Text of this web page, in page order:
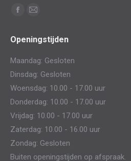
Vind ons op:
Facebook
opens
Mail
opens
Openingstijden
Maandag: Gesloten
Dinsdag: Gesloten
Woensdag: 10.00 - 17.00 uur
Donderdag: 10.00 - 17.00 uur
Vrijdag: 10.00 - 17.00 uur
Zaterdag: 10.00 - 16.00 uur
Zondag: Gesloten
Buiten openingstijden op afspraak.